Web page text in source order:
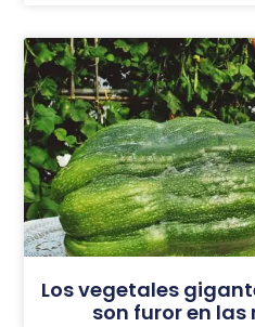
Los vegetales
son furor en las